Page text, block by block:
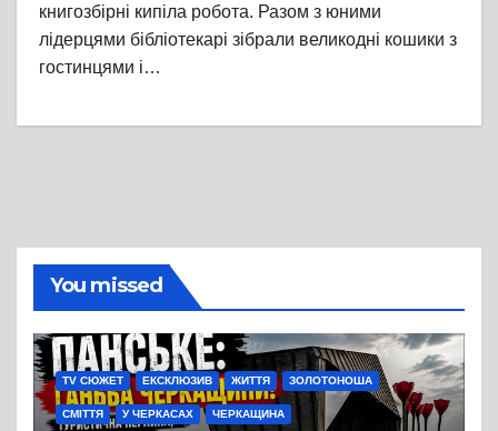
книгозбірні кипіла робота. Разом з юними
лідерцями бібліотекарі зібрали великодні кошики з
гостинцями і…
You missed
TV СЮЖЕТ ЕКСКЛЮЗИВ ЖИТТЯ ЗОЛОТОНОША
СМІТТЯ У ЧЕРКАСАХ ЧЕРКАЩИНА